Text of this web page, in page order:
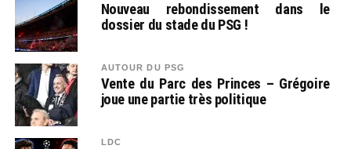
Nouveau rebondissement dans le
dossier du stade du PSG !
AUTOUR DU PSG
Vente du Parc des Princes – Grégoire
joue une partie très politique
LDC